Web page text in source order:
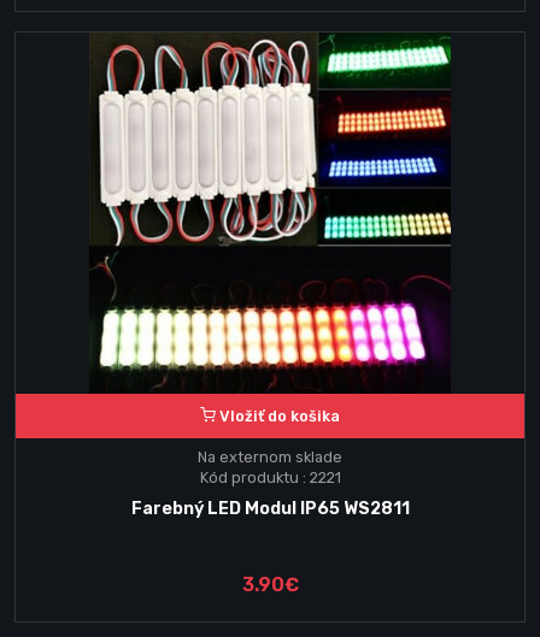
Vložiť do košika
Na externom sklade
Kód produktu : 2221
Farebný LED Modul IP65 WS2811
3.90€